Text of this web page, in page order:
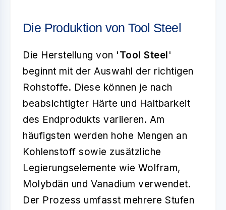
Die Produktion von Tool Steel
Die Herstellung von 'Tool Steel'
beginnt mit der Auswahl der richtigen
Rohstoffe. Diese können je nach
beabsichtigter Härte und Haltbarkeit
des Endprodukts variieren. Am
häufigsten werden hohe Mengen an
Kohlenstoff sowie zusätzliche
Legierungselemente wie Wolfram,
Molybdän und Vanadium verwendet.
Der Prozess umfasst mehrere Stufen